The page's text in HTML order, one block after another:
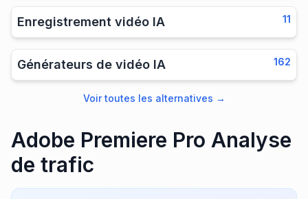
Enregistrement vidéo IA 11
Générateurs de vidéo IA 162
Voir toutes les alternatives →
Adobe Premiere Pro Analyse
de trafic